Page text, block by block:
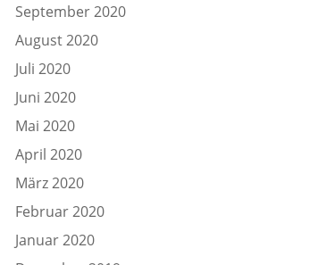
September 2020
August 2020
Juli 2020
Juni 2020
Mai 2020
April 2020
März 2020
Februar 2020
Januar 2020